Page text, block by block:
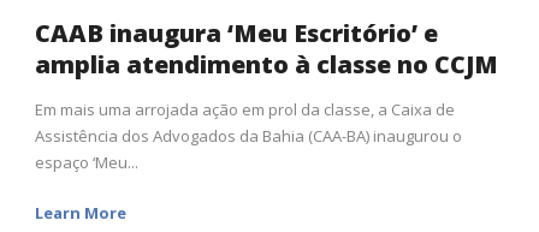
CAAB inaugura ‘Meu Escritório’ e
amplia atendimento à classe no CCJM
Em mais uma arrojada ação em prol da classe, a Caixa de
Assistência dos Advogados da Bahia (CAA-BA) inaugurou o
espaço ‘Meu...
Learn More